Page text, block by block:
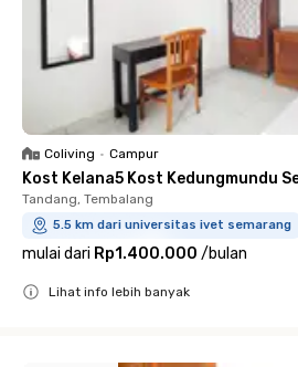
Coliving • Campur
Kost Kelana5 Kost Kedungmundu
Tandang, Tembalang
5.5 km dari universitas ivet semarang
mulai dari Rp1.400.000 /bulan
Lihat info lebih banyak